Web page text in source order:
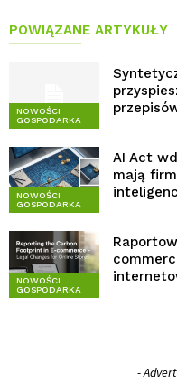
POWIĄZANE ARTYKUŁY
NOWOŚCI
GOSPODARKA
NOWOŚCI
GOSPODARKA
AI Act
mają
NOWOŚCI
GOSPODARKA
-